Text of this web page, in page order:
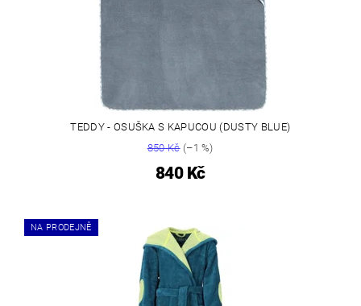
TEDDY - OSUŠKA S KAPUCOU (DUSTY BLUE)
850 Kč(–1 %)
840 Kč
NA PRODEJNĚ